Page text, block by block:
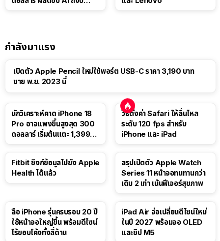
กำลังมาแรง
เปิดตัว Apple Pencil ใหม่ใช้พอร์ต USB-C ราคา 3,190 บาท
ขาย พ.ย. 2023 นี้
นักวิเคราะห์คาด iPhone 18
Pro อาจแพงขึ้นสูงสุด 300
ดอลลาร์ เริ่มต้นแตะ 1,399
วิธีตั้งค่า Safari ให้ลื่นไหล
ระดับ 120 fps สำหรับ
iPhone และ iPad
Fitbit ซิงก์ข้อมูลไปยัง Apple
Health ได้แล้ว
สรุปเปิดตัว Apple Watch
Series 11 หน้าจอทนทานกว่า
เดิม 2 เท่า เน้นฟีเจอร์สุขภาพ
ลือ iPhone รุ่นครบรอบ 20 ปี
ใช้หน้าจอใหญ่ขึ้น พร้อมดีไซน์
ไร้ขอบโค้งทั้งสี่ด้าน
iPad Air จ่อเปลี่ยนดีไซน์ใหม่
ในปี 2027 พร้อมจอ OLED
และชิป M5